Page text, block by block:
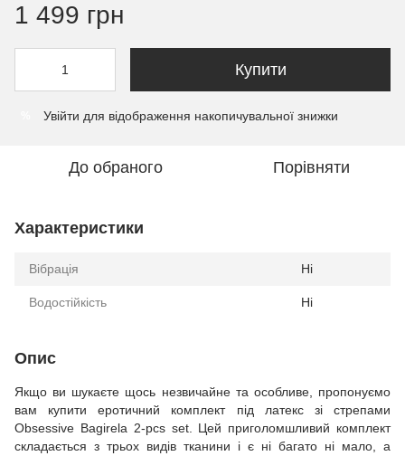
1 499 грн
Купити
Увійти для відображення накопичувальної знижки
До обраного Порівняти
Характеристики
Вібрація Ні
Водостійкість Ні
Опис
Якщо ви шукаєте щось незвичайне та особливе, пропонуємо
вам купити еротичний комплект під латекс зі стрепами
Obsessive Bagirela 2-pcs set. Цей приголомшливий комплект
складається з трьох видів тканини і є ні багато ні мало, а